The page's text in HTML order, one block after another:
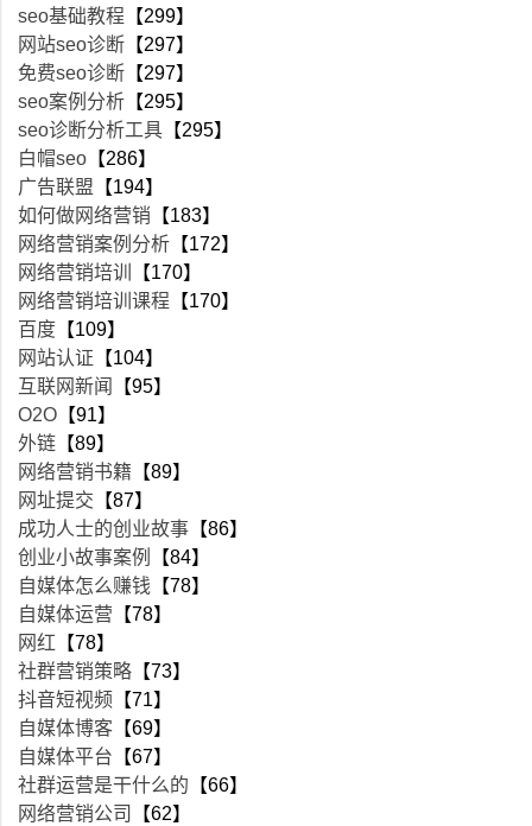
seo基础教程 【299】
网站seo诊断 【297】
免费seo诊断 【297】
seo案例分析 【295】
seo诊断分析工具 【295】
白帽seo 【286】
广告联盟 【194】
如何做网络营销 【183】
网络营销案例分析 【172】
网络营销培训
【170】
网络营销培训课程 【170】
百度 【109】
网站认证 【104】
互联网新闻
【95】
O2O 【91】
外链 【89】
网络营销书籍 【89】
网址提交 【87】
成功人士的创业故事 【86】
创业小故事案例
【84】
自媒体怎么赚钱 【78】
自媒体运营 【78】
网红 【78】
社群营销策略 【73】
抖音短视频 【71】
自媒体博客 【69】
自媒体平台 【67】
社群运营是干什么的 【66】
网络营销公司
【62】